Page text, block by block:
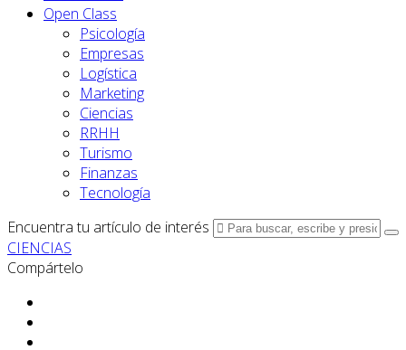
Open Class
Psicología
Empresas
Logística
Marketing
Ciencias
RRHH
Turismo
Finanzas
Tecnología
Encuentra tu artículo de interés
CIENCIAS
Compártelo